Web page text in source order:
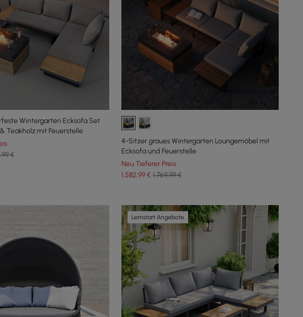
Wintergarten Ecksofa Set
Teakholz mit Feuerstelle
€
4-Sitzer graues Wintergarten Loungemöbel mit
Ecksofa und Feuerstelle
Neu Tieferer Preis
1.582,99€ 1.769,99 €
Lernstart Angebote